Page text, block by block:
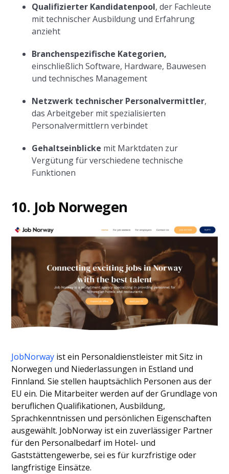
Qualifizierter Kandidatenpool, der Fachleute
mit technischer Ausbildung und Erfahrung
anzieht
Branchenspezifische Kategorien,
einschließlich Software, Hardware, Bauwesen
und technisches Management
Netzwerk technischer Personalvermittler,
das Arbeitgeber mit spezialisierten
Personalvermittlern verbindet
Gehaltseinblicke mit Marktdaten zur
Vergütung für verschiedene technische
Funktionen
10. Job Norwegen
JobNorway ist ein Personaldienstleister mit Sitz in
Norwegen und Niederlassungen in Estland und
Finnland. Sie stellen hauptsächlich Personen aus der
EU ein. Die Mitarbeiter werden auf der Grundlage von
beruflichen Qualifikationen, Ausbildung,
Sprachkenntnissen und persönlichen Eigenschaften
ausgewählt. JobNorway ist ein zuverlässiger Partner
für den Personalbedarf im Hotel- und
Gaststättengewerbe, sei es für kurzfristige oder
langfristige Einsätze.